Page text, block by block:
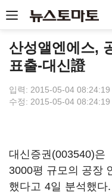
산성앨엔에스,
표출-대신證
입력: 2015-05-04 08:24:19
수정: 2015-05-04 08:24:19
대신증권(003540)은
3000평 규모의 공장
했다고 4일 분석했